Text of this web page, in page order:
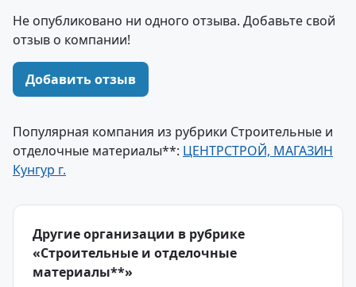
Не опубликовано ни одного отзыва. Добавьте свой
отзыв о компании!
Добавить отзыв
Популярная компания из рубрики Строительные и
отделочные материалы**: ЦЕНТРСТРОЙ, МАГАЗИН
Кунгур г.
Другие организации в рубрике
«Строительные и отделочные
материалы**»